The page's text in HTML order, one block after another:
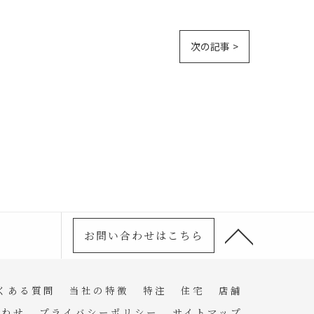
次の記事 >
お問い合わせはこちら
ある質問 当社の特徴 特注 住宅
店舗